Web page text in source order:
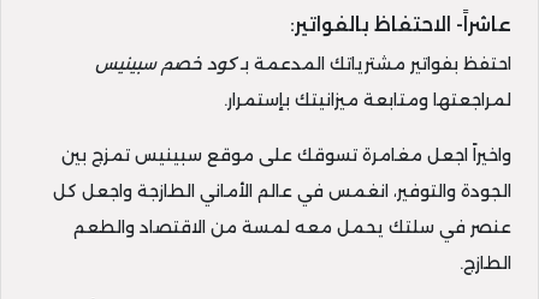
عاشراً- الاحتفاظ بالفواتير:
احتفظ بفواتير مشترياتك المدعمة بـكود خصم سبينيس
لمراجعتها ومتابعة ميزانيتك بإستمرار.
واخيراً اجعل مغامرة تسوقك على موقع سبينيس تمزج بين
الجودة والتوفير، انغمس في عالم الأماني الطازجة واجعل كل
عنصر في سلتك يحمل معه لمسة من الاقتصاد والطعم
الطازج.